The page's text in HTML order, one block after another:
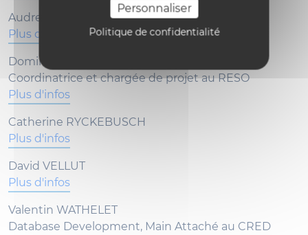
Personnaliser
Politique de confidentialité
Audrey DELAIRE
Plus d'infos
Dominique DOUMONT
Coordinatrice et chargée de projet au RESO
Plus d'infos
Catherine RYCKEBUSCH
Plus d'infos
David VELLUT
Plus d'infos
Valentin WATHELET
Database Development, Main Attaché au CRED